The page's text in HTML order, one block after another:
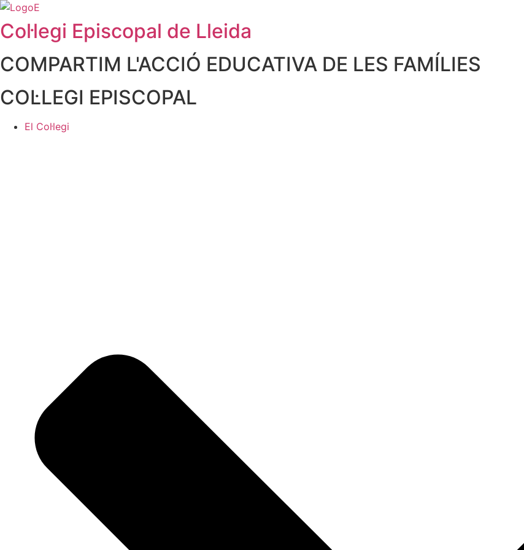
Col·legi Episcopal de Lleida
COMPARTIM L'ACCIÓ EDUCATIVA DE LES FAMÍLIES
COL·LEGI EPISCOPAL
El Col·legi